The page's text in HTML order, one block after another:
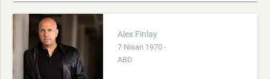
Alex Finlay
7 Nisan 1970 -
ABD